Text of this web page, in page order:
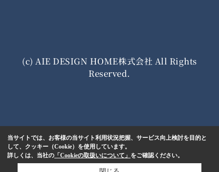
(c) AIE DESIGN HOME株式会社 All Rights
Reserved.
当サイトでは、お客様の当サイト利用状況把握、サービス向上検討を目的と
して、クッキー（Cookie）を使用しています。
詳しくは、当社の 「Cookieの取扱いについて」 をご確認ください。